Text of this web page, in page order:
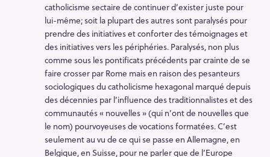
catholicisme sectaire de continuer d’exister juste pour
lui-même; soit la plupart des autres sont paralysés pour
prendre des initiatives et conforter des témoignages et
des initiatives vers les périphéries. Paralysés, non plus
comme sous les pontificats précédents par crainte de se
faire crosser par Rome mais en raison des pesanteurs
sociologiques du catholicisme hexagonal marqué depuis
des décennies par l’influence des traditionnalistes et des
communautés « nouvelles » (qui n’ont de nouvelles que
le nom) pourvoyeuses de vocations formatées. C’est
seulement au vu de ce qui se passe en Allemagne, en
Belgique, en Suisse, pour ne parler que de l’Europe